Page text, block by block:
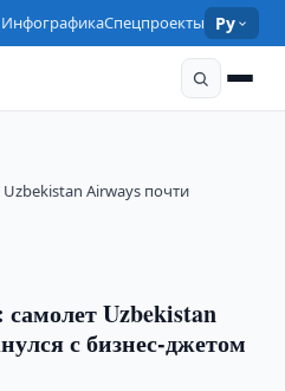
ИнфографикаСпецпроекты Ру
Airways почти
Uzbekistan
с бизнес-джетом